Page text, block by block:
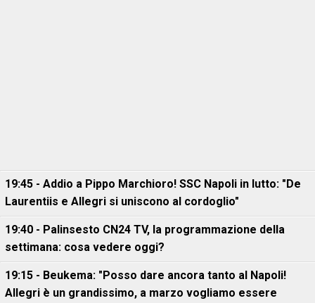
19:45 - Addio a Pippo Marchioro! SSC Napoli in lutto: "De
Laurentiis e Allegri si uniscono al cordoglio"
19:40 - Palinsesto CN24 TV, la programmazione della
settimana: cosa vedere oggi?
19:15 - Beukema: "Posso dare ancora tanto al Napoli!
Allegri è un grandissimo, a marzo vogliamo essere